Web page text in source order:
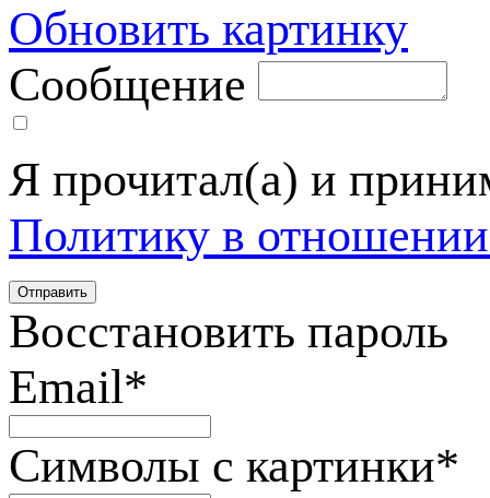
Обновить картинку
Сообщение
Я прочитал(а) и
Политику в
Восстановить пароль
Email*
Символы с картинки*